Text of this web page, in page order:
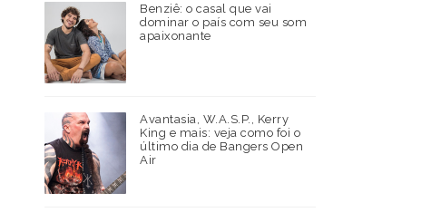
Benziê: o casal que vai
dominar o país com seu som
apaixonante
Avantasia, W.A.S.P., Kerry
King e mais: veja como foi o
último dia de Bangers Open
Air